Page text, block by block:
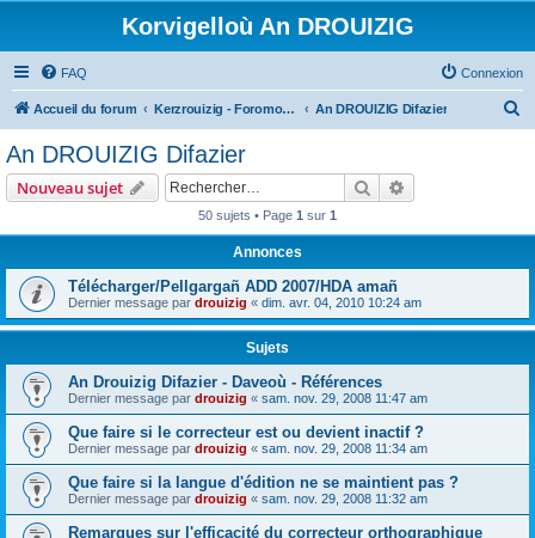
Korvigelloù An DROUIZIG
FAQ Connexion
Accueil du forum Kerzrouizig - Foromoù An Drouizig An DROUIZIG Difazier
e
r
An DROUIZIG Difazier
Nouveau sujet Rechercher
50 sujets • Page 1 sur 1
Annonces
Télécharger/Pellgargañ ADD 2007/HDA amañ
Dernier message par drouizig « dim. avr. 04, 2010 10:24 am
Sujets
An Drouizig Difazier - Daveoù - Références
Dernier message par drouizig « sam. nov. 29, 2008 11:47 am
Que faire si le correcteur est ou devient inactif ?
Dernier message par drouizig « sam. nov. 29, 2008 11:34 am
Que faire si la langue d'édition ne se maintient pas ?
Dernier message par drouizig « sam. nov. 29, 2008 11:32 am
Remarques sur l'efficacité du correcteur orthographique